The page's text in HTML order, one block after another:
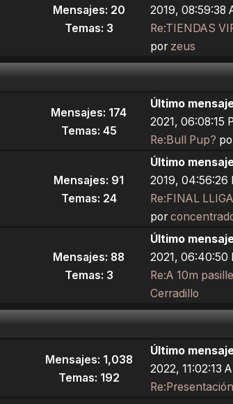
Mensajes: 20
Temas: 3
2019, 08:59:38
Re:TIENDAS
por zeus
Mensajes: 174
Temas: 45
Último
2021, 06:08:15
Re:Bull Pup?
Mensajes: 91
Temas: 24
Último
2019, 04:56:26
Re:FINAL
por
Mensajes: 88
Temas: 3
Último
2021, 06:40:50
Re:A 10m
Cerradillo
Mensajes: 1,038
Temas: 192
Último
2022, 11:02:13
Re:Presentación